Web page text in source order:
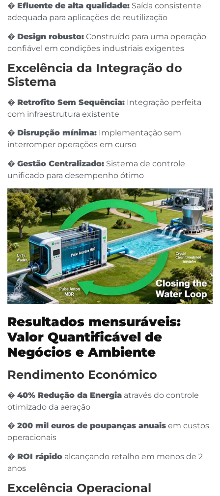
� Efluente de alta qualidade: Saída consistente
adequada para aplicações de reutilização
� Design robusto: Construído para uma operação
confiável em condições industriais exigentes
Excelência da Integração do
Sistema
�️ Retrofito Sem Sequência: Integração perfeita
com infraestrutura existente
� Disrupção mínima: Implementação sem
interromper operações em curso
� Gestão Centralizado: Sistema de controle
unificado para desempenho ótimo
Resultados mensuráveis:
Valor Quantificável de
Negócios e Ambiente
Rendimento Económico
� 40% Redução da Energia através do controle
otimizado da aeração
� 200 mil euros de poupanças anuais em custos
operacionais
� ROI rápido alcançando retalho em menos de 2
anos
Excelência Operacional